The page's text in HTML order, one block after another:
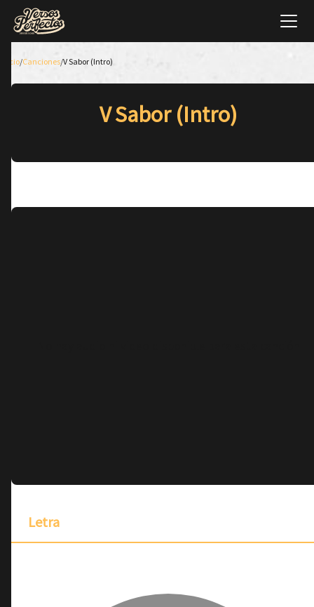
Inicio/Canciones/V Sabor (Intro)
V Sabor (Intro)
Letra